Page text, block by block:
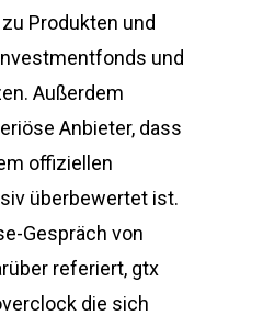
Produkten und
und
Außerdem
Anbieter, dass
offiziellen
überbewertet ist.
Gespräch von
referiert, gtx
die sich